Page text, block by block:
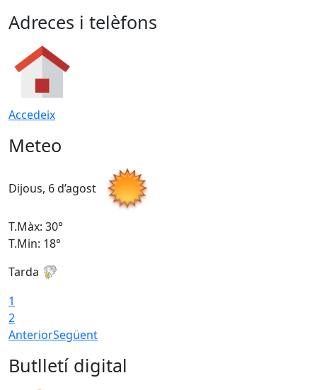
Adreces i telèfons
Accedeix
Meteo
Dijous, 6 d’agost
T.Màx: 30°
T.Min: 18°
Tarda
1
2
AnteriorSegüent
Butlletí digital